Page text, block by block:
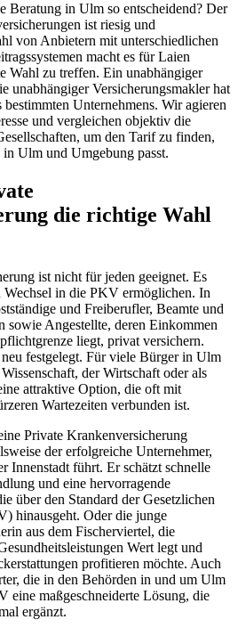
Beratung in Ulm so entscheidend? Der
ist riesig und
von Anbietern mit unterschiedlichen
macht es für Laien
Wahl zu treffen. Ein unabhängiger
unabhängiger Versicherungsmakler hat
Unternehmens. Wir agieren
und vergleichen objektiv die
um den Tarif zu finden,
Ulm und Umgebung passt.
die richtige Wahl
ist nicht für jeden geeignet. Es
in die PKV ermöglichen. In
und Freiberufler, Beamte und
sowie Angestellte, deren Einkommen
liegt, privat versichern.
festgelegt. Für viele Bürger in Ulm
der Wirtschaft oder als
attraktive Option, die oft mit
Wartezeiten verbunden ist.
Private Krankenversicherung
der erfolgreiche Unternehmer,
Innenstadt führt. Er schätzt schnelle
und eine hervorragende
über den Standard der Gesetzlichen
hinausgeht. Oder die junge
aus dem Fischerviertel, die
Wert legt und
profitieren möchte. Auch
die in den Behörden in und um Ulm
eine maßgeschneiderte Lösung, die
ergänzt.